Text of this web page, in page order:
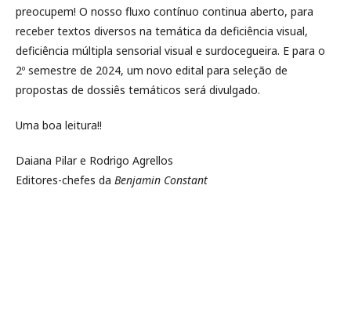
preocupem! O nosso fluxo contínuo continua aberto, para
receber textos diversos na temática da deficiência visual,
deficiência múltipla sensorial visual e surdocegueira. E para o
2º semestre de 2024, um novo edital para seleção de
propostas de dossiês temáticos será divulgado.
Uma boa leitura!!
Daiana Pilar e Rodrigo Agrellos
Editores-chefes da Benjamin Constant